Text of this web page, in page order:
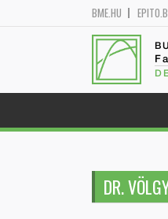
BME.HU
DR.